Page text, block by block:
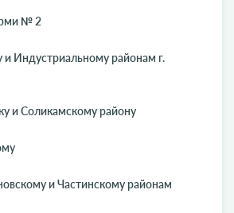
№ 2
Индустриальному районам г.
и Соликамскому району
и Частинскому районам